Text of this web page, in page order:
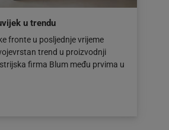
u trendu
fronte u posljednje vrijeme
trend u proizvodnji
firma Blum među prvima u